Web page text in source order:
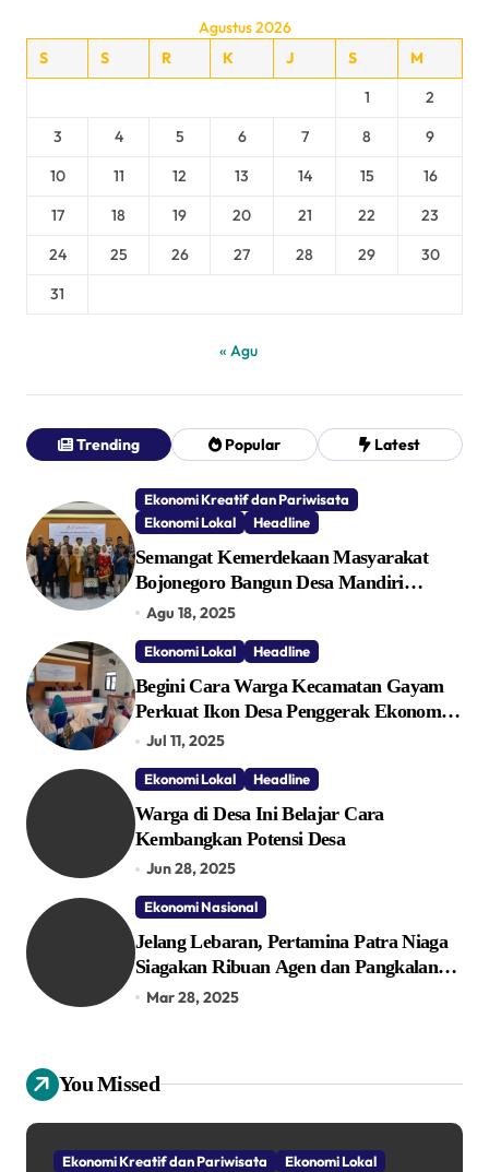
Agustus 2026
S
S R K J S
M
1
2
3
4 5 6 7 8
9
10
11 12 13 14 15
16
17
18 19 20 21 22
23
24
25 26 27 28 29
30
31
« Agu
Trending Popular Latest
Ekonomi Kreatif dan Pariwisata
Ekonomi Lokal
Headline
Semangat Kemerdekaan Masyarakat
Bojonegoro Bangun Desa Mandiri
Ekonomi
Agu 18, 2025
Ekonomi Lokal Headline
Begini Cara Warga Kecamatan Gayam
Perkuat Ikon Desa Penggerak Ekonomi
Lokal Melalui TPID
Jul 11, 2025
Ekonomi Lokal Headline
Warga di Desa Ini Belajar Cara
Kembangkan Potensi Desa
Jun 28, 2025
Ekonomi Nasional
Jelang Lebaran, Pertamina Patra Niaga
Siagakan Ribuan Agen dan Pangkalan
LPG 3 Kg
Mar 28, 2025
You Missed
Ekonomi Kreatif dan Pariwisata
Ekonomi Lokal